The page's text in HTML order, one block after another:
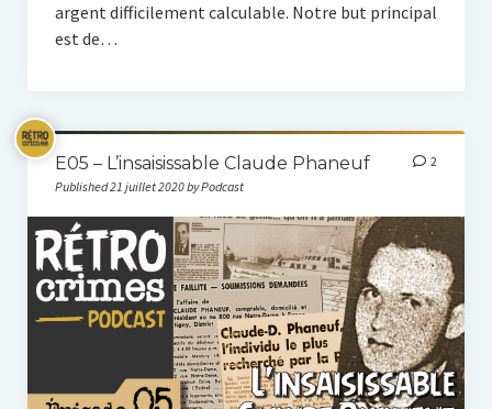
argent difficilement calculable. Notre but principal
est de…
E05 – L’insaisissable Claude Phaneuf
Published 21 juillet 2020 by Podcast
2